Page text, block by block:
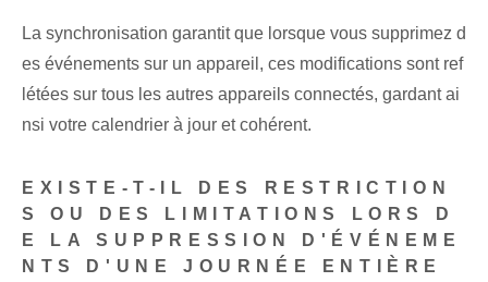
La synchronisation garantit que lorsque vous supprimez d
es événements sur un appareil, ces modifications sont ref
létées sur tous les autres appareils connectés, gardant ai
nsi votre calendrier à jour et cohérent.
EXISTE-T-IL DES RESTRICTION
S OU DES LIMITATIONS LORS D
E LA SUPPRESSION D'ÉVÉNEME
NTS D'UNE JOURNÉE ENTIÈRE